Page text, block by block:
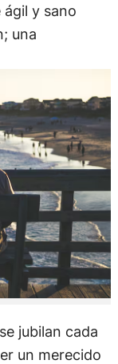
y sano
una
jubilan cada
un merecido